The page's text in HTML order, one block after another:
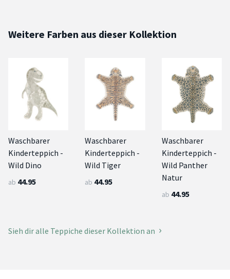
Weitere Farben aus dieser Kollektion
Waschbarer
Kinderteppich -
Wild Dino
ab 44.95
Waschbarer
Kinderteppich -
Wild Tiger
ab 44.95
Waschbarer
Kinderteppich -
Wild Panther
Natur
ab 44.95
Sieh dir alle Teppiche dieser Kollektion an